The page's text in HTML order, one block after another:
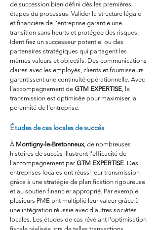
de succession bien défini dès les premières
étapes du processus. Valider la structure légale
et financière de l'entreprise garantie une
transition sans heurts et protégée des risques.
Identifiez un successeur potentiel ou des
partenaires stratégiques qui partagent les
mêmes valeurs et objectifs. Des communications
claires avec les employés, clients et fournisseurs
garantissent une continuité opérationnelle. Avec
l'accompagnement de GTM EXPERTISE, la
transmission est optimisée pour maximiser la
pérennité de l'entreprise.
Études de cas locales de succès
À Montigny-le-Bretonneux, de nombreuses
histoires de succès illustrent l'efficacité de
l'accompagnement par GTM EXPERTISE. Des
entreprises locales ont réussi leur transmission
grâce à une stratégie de planification rigoureuse
et au soutien financier approprié. Par exemple,
plusieurs PME ont multiplié leur valeur grâce à
une intégration réussie avec d'autres sociétés
locales. Les études de cas révélant l'optimisation